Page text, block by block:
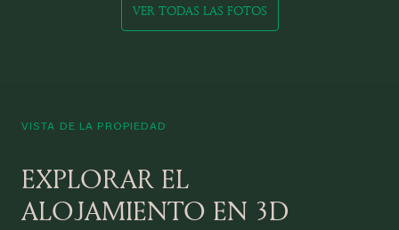
VER TODAS LAS FOTOS
VISTA DE LA PROPIEDAD
EXPLORAR EL
ALOJAMIENTO EN 3D